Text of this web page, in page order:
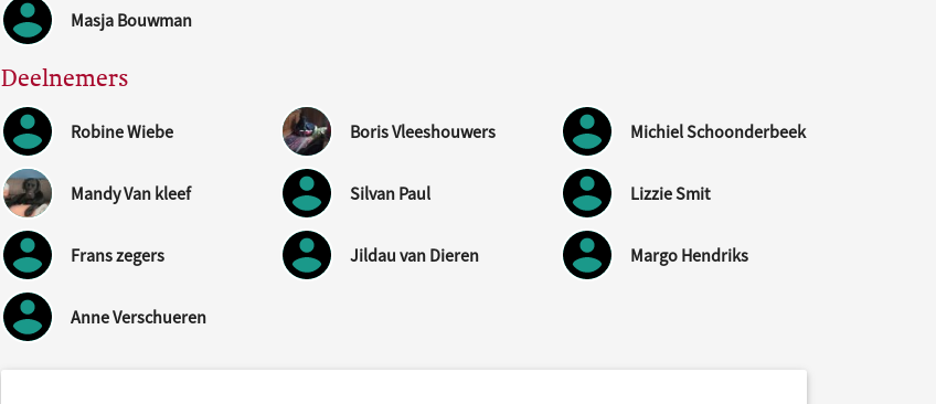
Masja Bouwman
Deelnemers
Robine Wiebe Boris Vleeshouwers Michiel Schoonderbeek
Mandy Van kleef Silvan Paul Lizzie Smit
Frans zegers Jildau van Dieren Margo Hendriks
Anne Verschueren